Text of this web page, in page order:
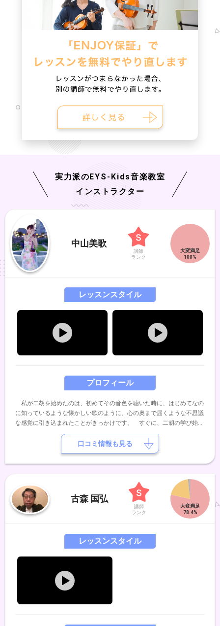
実力派の EYS-Kids音楽教室
インストラクター
中山美歌
講師
ランク
プロフィール
私が二胡を始めたのは、初めてその音色を聴いた時に、はじめてなの
に知っているような懐かしい歌のように、心の奥まで届くような不思議
な感覚に引き込まれたことがきっかけです。 すぐに、二胡の学び始
め、今までに、陳少林先生、ウェイウェイウー先生、周ヨウコン先生、
ジャーパンファン先生、張連生先生とたくさんの先生から幅広く二胡の
技術と音楽に対しての深い思いを学びました。 今は関西近辺で演奏活
動と、レッスン、レコーディングなども行っています。二胡の交流の場
続けています。 私がレッスンで大切にしているのは、楽しさ わかり
やすさ 個人の適性へのよりそい です。初めての方から 経験者の方
まで、会員様のひとりひとりの特性とご都合に合わせて柔軟に対応させ
ていただき、一緒に二胡の魅力を引き出すことを得意としています。一
レッスンスタイル
口コミ情報も見る
古森 国弘
講師
ランク
レッスンスタイル